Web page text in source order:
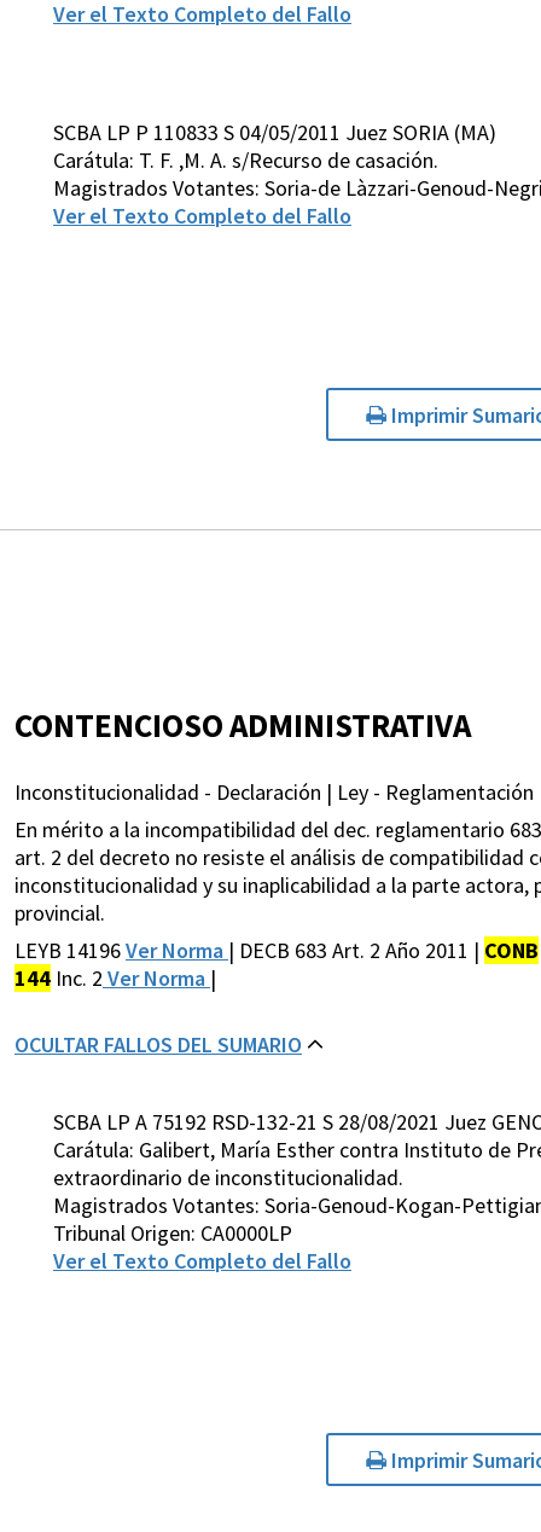
Ver el Texto Completo del Fallo
SCBA LP P 110833 S 04/05/2011 Juez SORIA (MA)
Carátula: T. F. ,M. A. s/Recurso de casación.
Magistrados Votantes: Soria-de Làzzari-Genoud-
Ver el Texto Completo del Fallo
Imprimir
CONTENCIOSO ADMINISTRATIVA
Inconstitucionalidad - Declaración | Ley - Reglamentación
En mérito a la incompatibilidad del dec. reglamentario
art. 2 del decreto no resiste el análisis de compatibilidad
inconstitucionalidad y su inaplicabilidad a la parte actora,
provincial.
LEYB 14196Ver Norma | DECB 683 Art. 2 Año 2011 | CONB
144 Inc. 2 Ver Norma |
OCULTAR FALLOS DEL SUMARIO
SCBA LP A 75192 RSD-132-21 S 28/08/2021 Juez
Carátula: Galibert, María Esther contra Instituto de
extraordinario de inconstitucionalidad.
Magistrados Votantes: Soria-Genoud-Kogan-
Tribunal Origen: CA0000LP
Ver el Texto Completo del Fallo
Imprimir